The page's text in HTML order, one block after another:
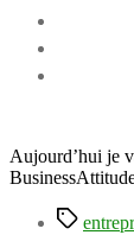
Aujourd’hui je
Étiquettes